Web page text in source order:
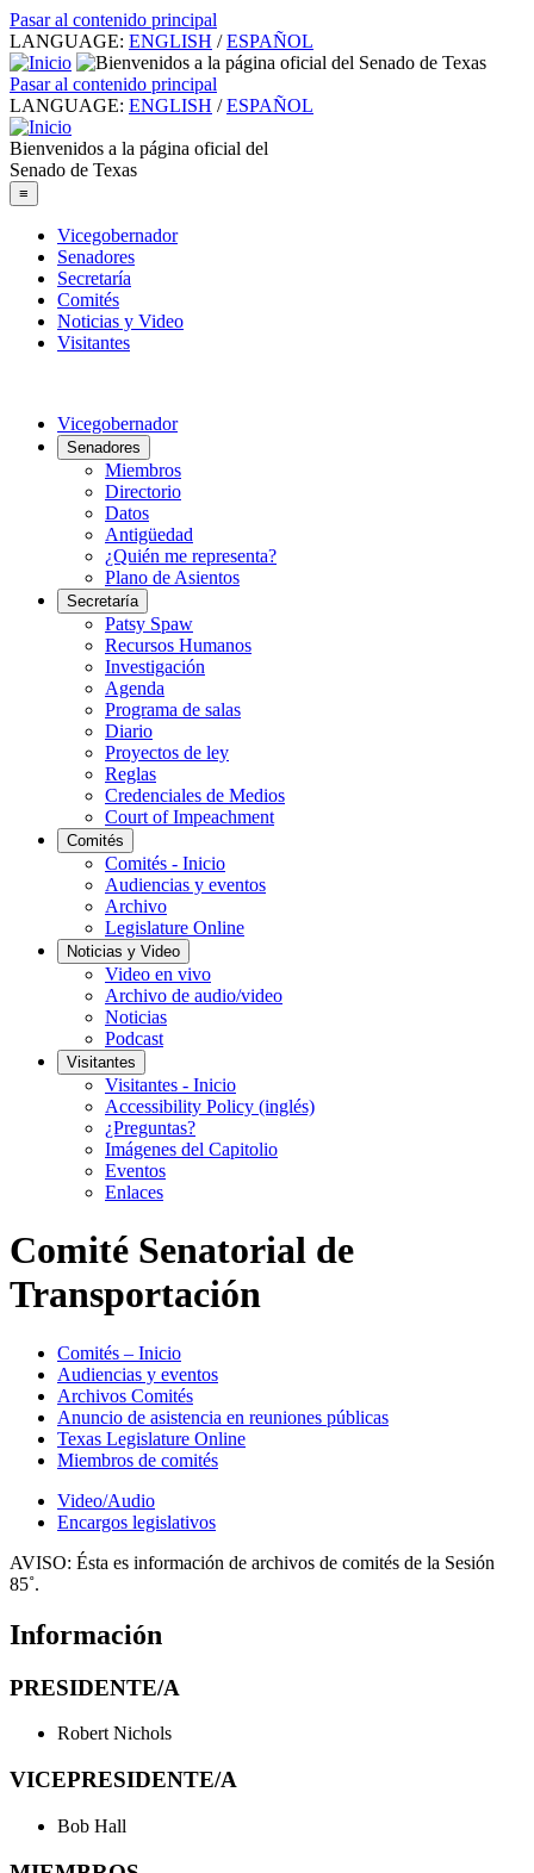
Pasar al contenido principal
LANGUAGE: ENGLISH / ESPAÑOL
Pasar al contenido principal
LANGUAGE: ENGLISH / ESPAÑOL
Bienvenidos a la página oficial del
Senado de Texas
≡
Vicegobernador
Senadores
Secretaría
Comités
Noticias y Video
Visitantes
Vicegobernador
Senadores
Miembros
Directorio
Datos
Antigüedad
¿Quién me representa?
Plano de Asientos
Secretaría
Patsy Spaw
Recursos Humanos
Investigación
Agenda
Programa de salas
Diario
Proyectos de ley
Reglas
Credenciales de Medios
Court of Impeachment
Comités
Comités - Inicio
Audiencias y eventos
Archivo
Legislature Online
Noticias y Video
Video en vivo
Archivo de audio/video
Noticias
Podcast
Visitantes
Visitantes - Inicio
Accessibility Policy (inglés)
¿Preguntas?
Imágenes del Capitolio
Eventos
Enlaces
Comité Senatorial de
Transportación
Comités – Inicio
Audiencias y eventos
Archivos Comités
Anuncio de asistencia en reuniones públicas
Texas Legislature Online
Miembros de comités
Video/Audio
Encargos legislativos
AVISO: Ésta es información de archivos de comités de la Sesión
85˚.
Información
PRESIDENTE/A
Robert Nichols
VICEPRESIDENTE/A
Bob Hall